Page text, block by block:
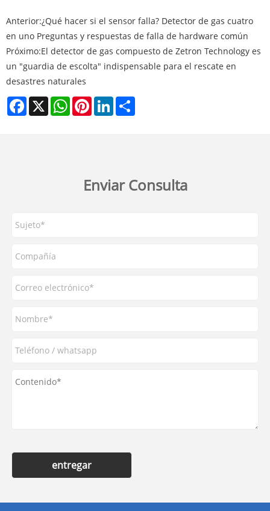
Anterior:¿Qué hacer si el sensor falla? Detector de gas cuatro
en uno Preguntas y respuestas de falla de hardware común
Próximo:El detector de gas compuesto de Zetron Technology es
un "guardia de escolta" indispensable para el rescate en
desastres naturales
Facebook
X WhatsAppPinterestLinkedIn
Enviar Consulta
entregar